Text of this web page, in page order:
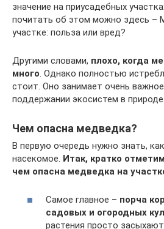
значение на приусадебных
почитать об этом можно здесь –
участке: польза или вред?
Другими словами, плохо, когда
много . Однако полностью
стоит. Оно занимает очень
поддержании экосистем в природе.
Чем опасна медведка?
В первую очередь нужно знать,
насекомое. Итак, кратко
чем опасна медведка на
Самое главное – порча
садовых и огородных
растения просто